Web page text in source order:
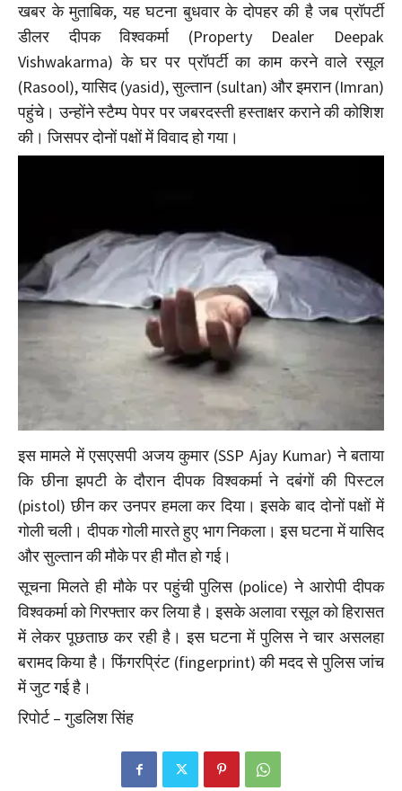
खबर के मुताबिक, यह घटना बुधवार के दोपहर की है जब प्रॉपर्टी
डीलर दीपक विश्वकर्मा (Property Dealer Deepak
Vishwakarma) के घर पर प्रॉपर्टी का काम करने वाले रसूल
(Rasool), यासिद (yasid), सुल्तान (sultan) और इमरान (Imran)
पहुंचे। उन्होंने स्टैम्प पेपर पर जबरदस्ती हस्ताक्षर कराने की कोशिश
की। जिसपर दोनों पक्षों में विवाद हो गया।
इस मामले में एसएसपी अजय कुमार (SSP Ajay Kumar) ने बताया
कि छीना झपटी के दौरान दीपक विश्वकर्मा ने दबंगों की पिस्टल
(pistol) छीन कर उनपर हमला कर दिया। इसके बाद दोनों पक्षों में
गोली चली। दीपक गोली मारते हुए भाग निकला। इस घटना में यासिद
और सुल्तान की मौके पर ही मौत हो गई।
सूचना मिलते ही मौके पर पहुंची पुलिस (police) ने आरोपी दीपक
विश्वकर्मा को गिरफ्तार कर लिया है। इसके अलावा रसूल को हिरासत
में लेकर पूछताछ कर रही है। इस घटना में पुलिस ने चार असलहा
बरामद किया है। फिंगरप्रिंट (fingerprint) की मदद से पुलिस जांच
में जुट गई है।
रिपोर्ट – गुडलिश सिंह